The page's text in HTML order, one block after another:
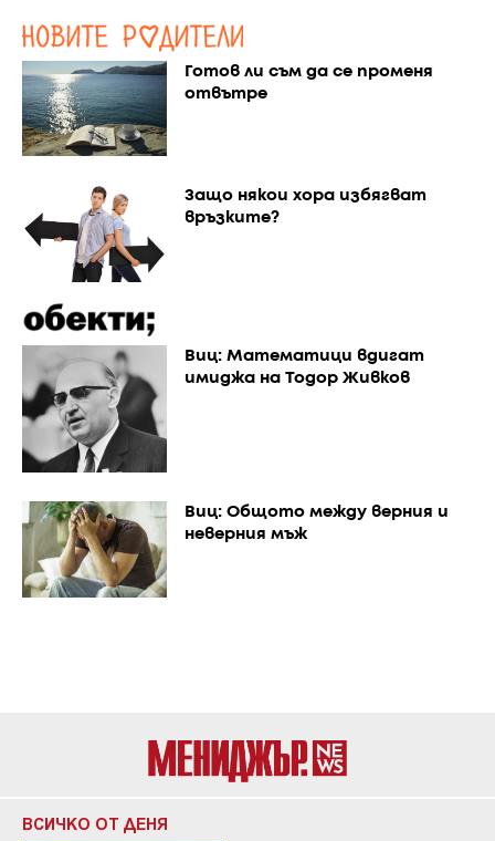
Готов ли съм да се променя
отвътре
Защо някои хора избягват
връзките?
Виц: Математици вдигат
имиджа на Тодор Живков
Виц: Общото между верния и
неверния мъж
ВСИЧКО ОТ ДЕНЯ